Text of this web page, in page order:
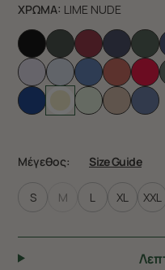
ΧΡΩΜΑ: LIME NUDE
Μέγεθος: Size Guide
S M L XL XXL